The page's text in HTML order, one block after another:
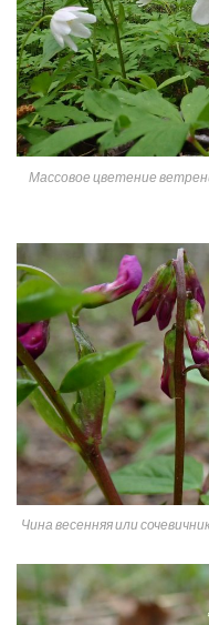
Массовое цветение
Чина весенняя или